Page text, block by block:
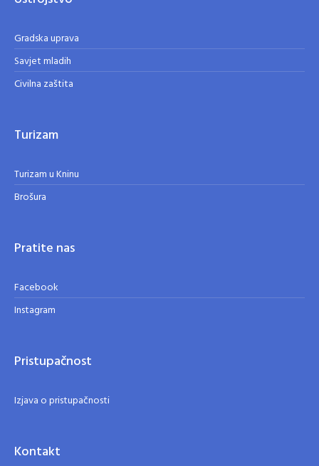
Gradska uprava
Savjet mladih
Civilna zaštita
Turizam
Turizam u Kninu
Brošura
Pratite nas
Facebook
Instagram
Pristupačnost
Izjava o pristupačnosti
Kontakt